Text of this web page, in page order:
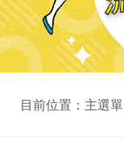
目前位置：主選單